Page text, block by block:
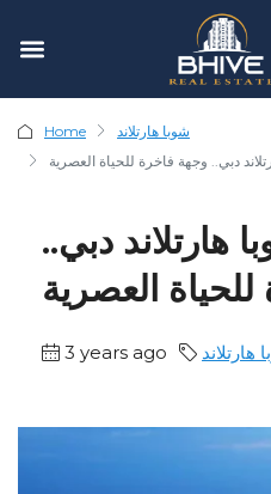
Home
شوبا هارتلاند
دبي.. وجهة فاخرة للحياة العصرية
هارتلاند دبي..
العصرية
3 years ago هارتلاند